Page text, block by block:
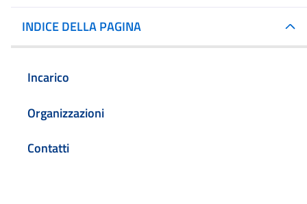
INDICE DELLA PAGINA
Incarico
Organizzazioni
Contatti